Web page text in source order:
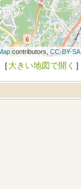
contributors, CC-BY-SA
［大きい地図で開く ］